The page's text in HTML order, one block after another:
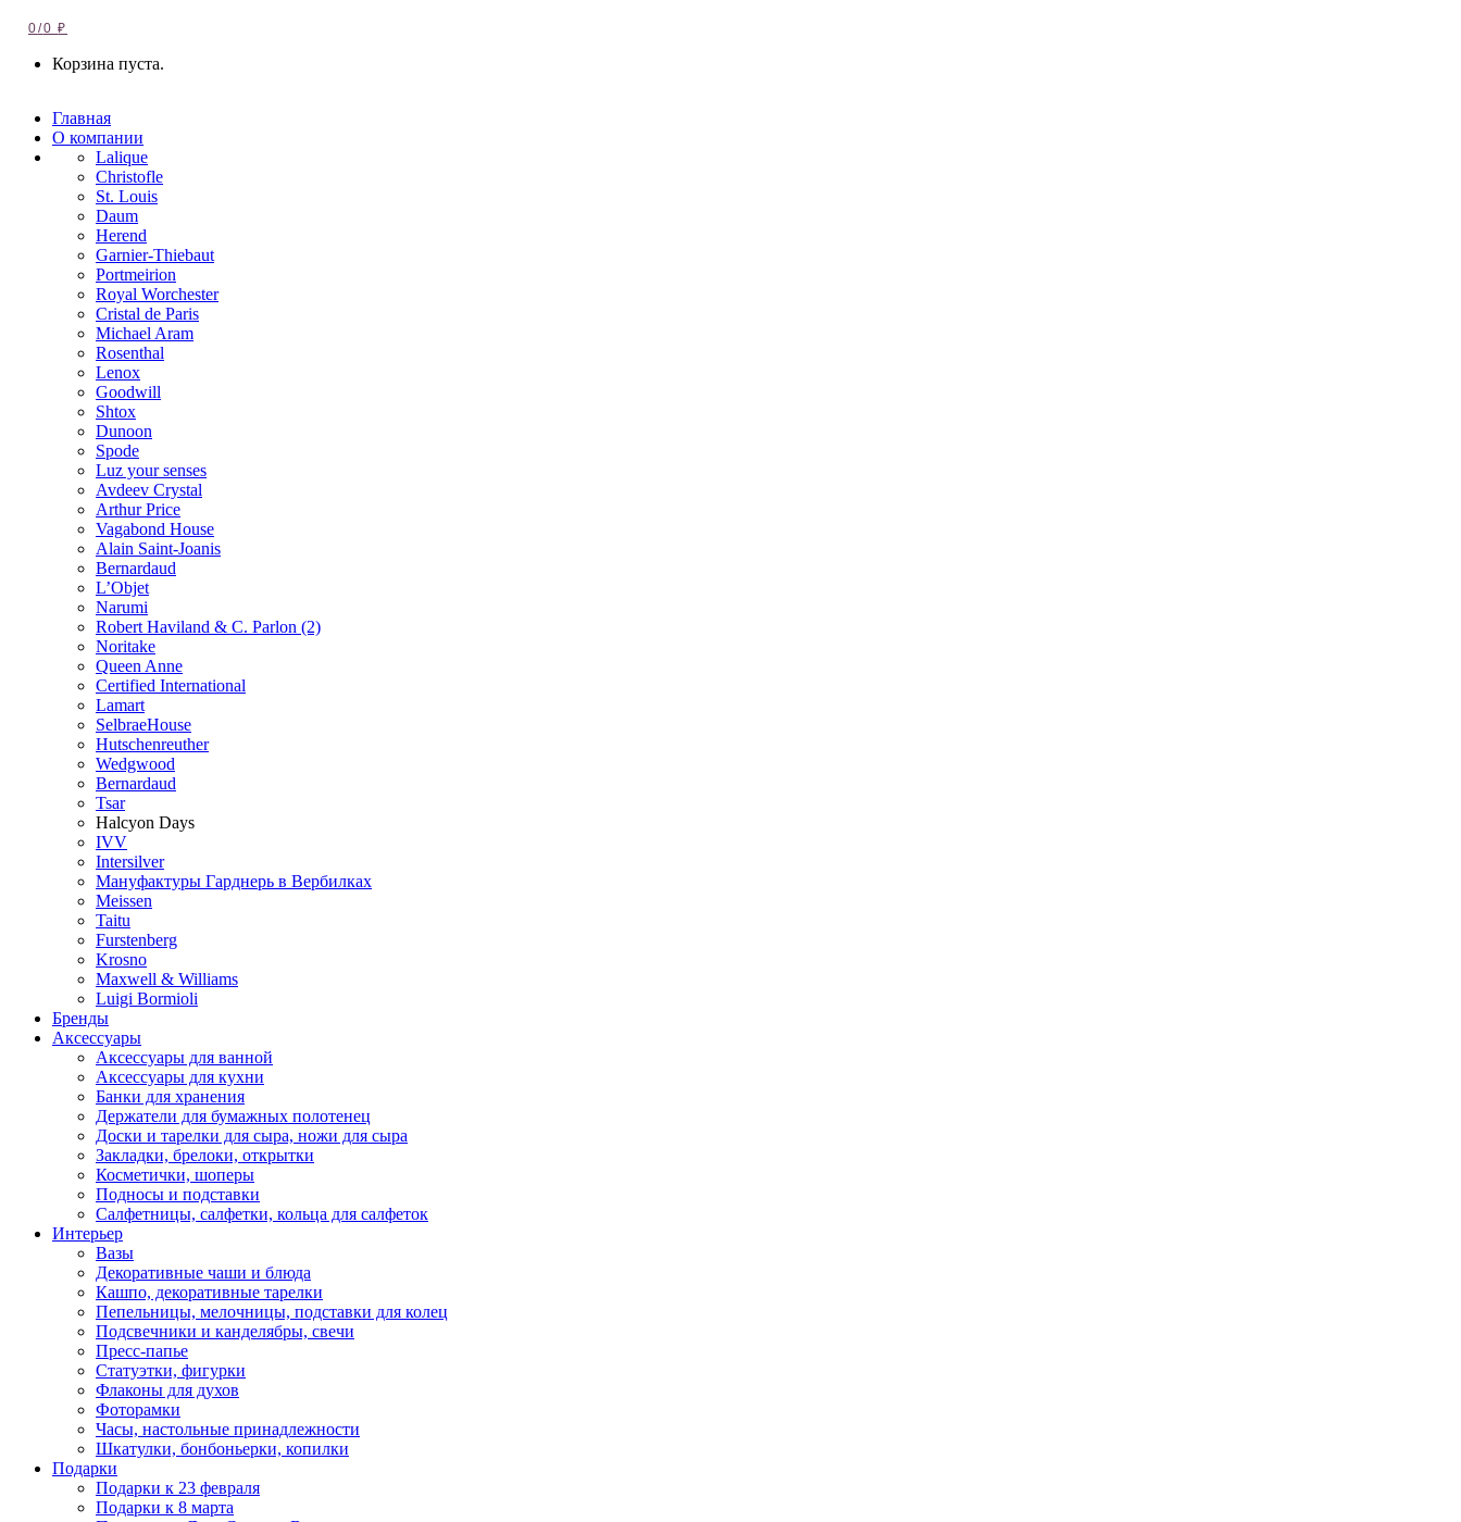
0/0₽
Корзина пуста.
Главная
О компании
Lalique
Christofle
St. Louis
Daum
Herend
Garnier-Thiebaut
Portmeirion
Royal Worchester
Cristal de Paris
Michael Aram
Rosenthal
Lenox
Goodwill
Shtox
Dunoon
Spode
Luz your senses
Avdeev Crystal
Arthur Price
Vagabond House
Alain Saint-Joanis
Bernardaud
L’Objet
Narumi
Robert Haviland & C. Parlon (2)
Noritakе
Queen Anne
Certified International
Lamart
SelbraeHouse
Hutschenreuther
Wedgwood
Bernardaud
Tsar
Halcyon Days
IVV
Intersilver
Мануфактуры Гарднерь в Вербилках
Meissen
Taitu
Furstenberg
Krosno
Maxwell & Williams
Luigi Bormioli
Бренды
Аксессуары
Аксессуары для ванной
Аксессуары для кухни
Банки для хранения
Держатели для бумажных полотенец
Доски и тарелки для сыра, ножи для сыра
Закладки, брелоки, открытки
Косметички, шоперы
Подносы и подставки
Салфетницы, салфетки, кольца для салфеток
Интерьер
Вазы
Декоративные чаши и блюда
Кашпо, декоративные тарелки
Пепельницы, мелочницы, подставки для колец
Подсвечники и канделябры, свечи
Пресс-папье
Статуэтки, фигурки
Флаконы для духов
Фоторамки
Часы, настольные принадлежности
Шкатулки, бонбоньерки, копилки
Подарки
Подарки к 23 февраля
Подарки к 8 марта